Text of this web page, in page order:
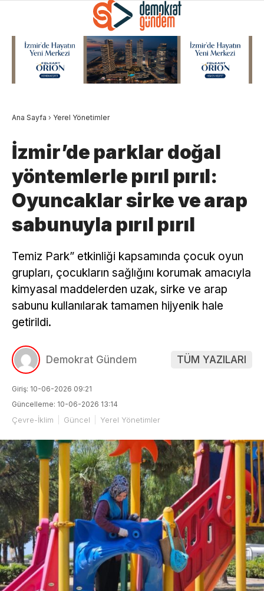
Ana Sayfa › Yerel Yönetimler
İzmir’de parklar doğal
yöntemlerle pırıl pırıl:
Oyuncaklar sirke ve arap
sabunuyla pırıl pırıl
Temiz Park” etkinliği kapsamında çocuk oyun
grupları, çocukların sağlığını korumak amacıyla
kimyasal maddelerden uzak, sirke ve arap
sabunu kullanılarak tamamen hijyenik hale
getirildi.
Demokrat Gündem TÜM YAZILARI
Giriş: 10-06-2026 09:21
Güncelleme: 10-06-2026 13:14
Çevre-İklim Güncel Yerel Yönetimler